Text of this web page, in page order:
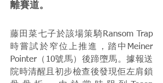
離賽道。
藤田菜七子於該場策騎Ransom Trap
時嘗試於窄位上推進，踏中Meiner
Pointer（10號馬）後蹄墮馬。據報送
院時清醒且初步檢查後發現佢左肩鎖